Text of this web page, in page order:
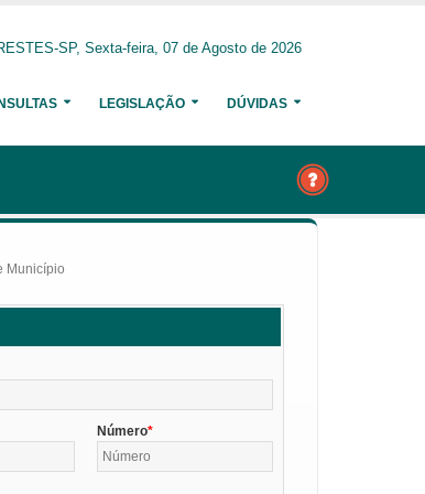
SP, Sexta-feira, 07 de Agosto de 2026
LEGISLAÇÃO DÚVIDAS
Município
Número